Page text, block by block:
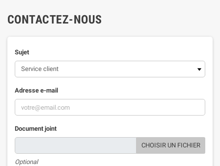
CONTACTEZ-NOUS
Sujet
Adresse e-mail
Document joint
CHOISIR UN FICHIER
Optional